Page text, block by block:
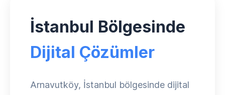
İstanbul Bölgesinde
Dijital Çözümler
Arnavutköy, İstanbul bölgesinde dijital